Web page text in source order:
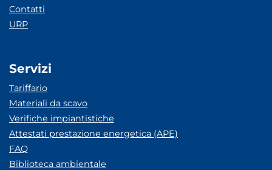
Contatti
URP
Servizi
Tariffario
Materiali da scavo
Verifiche impiantistiche
Attestati prestazione energetica (APE)
FAQ
Biblioteca ambientale